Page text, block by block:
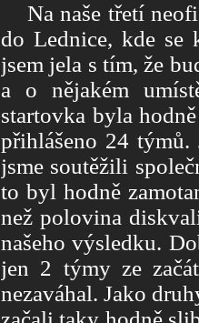
Na naše třetí
do Lednice, kde se
jsem jela s tím, že
a o nějakém
startovka byla
přihlášeno 24
jsme soutěžili
to byl hodně
než polovina
našeho výsledku.
jen 2 týmy ze
nezaváhal. Jako